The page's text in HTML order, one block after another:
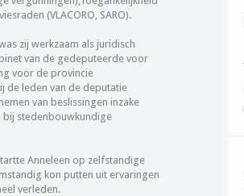
(VLACORO, SARO).
zij werkzaam als juridisch
van de gedeputeerde voor
voor de provincie
de leden van de deputatie
van beslissingen inzake
bij stedenbouwkundige
Anneleen op zelfstandige
kon putten uit ervaringen
verleden.